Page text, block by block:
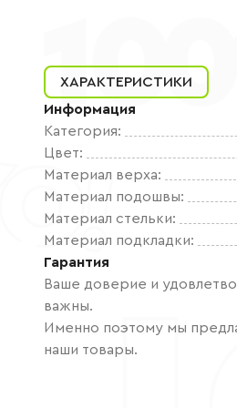
ХАРАКТЕРИСТИКИ
Информация
Категория:
Цвет:
Материал верха:
Материал подошвы:
Материал стельки:
Материал подкладки:
Гарантия
Ваше доверие и
важны.
Именно поэтому мы
наши товары.